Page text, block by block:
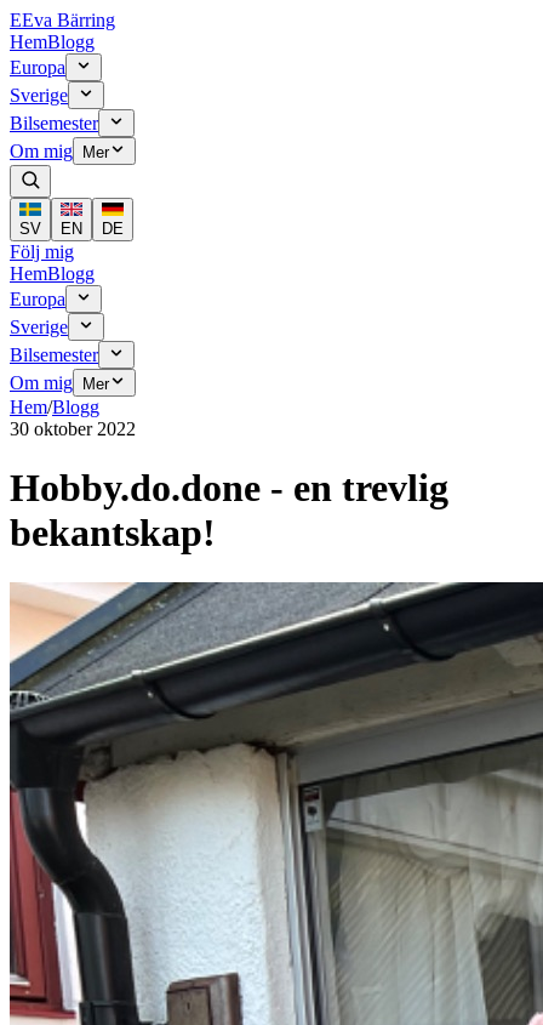
EEva Bärring
HemBlogg
Europa
Sverige
Bilsemester
Om mig
Mer
SV EN DE
Följ mig
HemBlogg
Europa
Sverige
Bilsemester
Om mig
Mer
Hem/Blogg
30 oktober 2022
Hobby.do.done - en trevlig
bekantskap!